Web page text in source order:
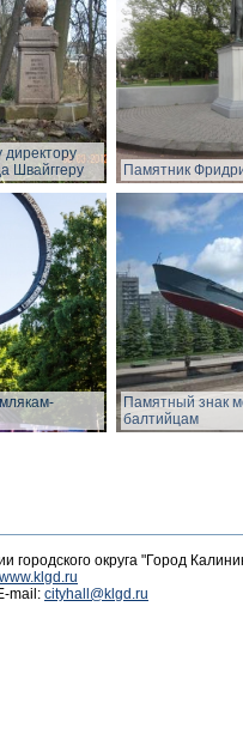
директору
Швайггеру
Памятник
Памятный знак
балтийцам
городского округа "Город
www.klgd.ru
mail: cityhall@klgd.ru